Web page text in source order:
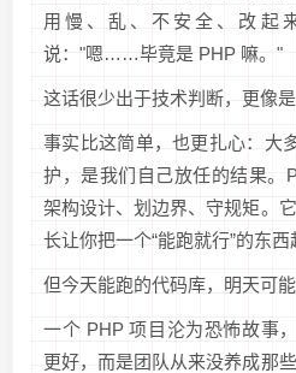
用慢、乱、不安全、改起
说："嗯……毕竟是 PHP 嘛。"
这话很少出于技术判断，更像是
事实比这简单，也更扎心：大
护，是我们自己放任的结果。
架构设计、划边界、守规矩。
长让你把一个“能跑就行”的东西
但今天能跑的代码库，明天可能
一个 PHP 项目沦为恐怖故事
更好，而是团队从来没养成那